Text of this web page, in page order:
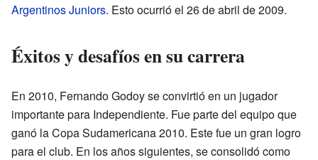
Argentinos Juniors. Esto ocurrió el 26 de abril de 2009.
Éxitos y desafíos en su carrera
En 2010, Fernando Godoy se convirtió en un jugador
importante para Independiente. Fue parte del equipo que
ganó la Copa Sudamericana 2010. Este fue un gran logro
para el club. En los años siguientes, se consolidó como